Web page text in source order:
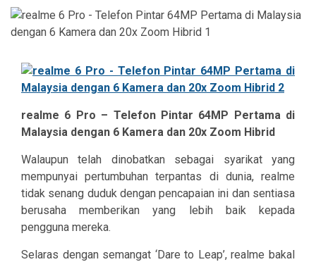
realme 6 Pro – Telefon Pintar 64MP Pertama di
Malaysia dengan 6 Kamera dan 20x Zoom Hibrid
Walaupun telah dinobatkan sebagai syarikat yang
mempunyai pertumbuhan terpantas di dunia, realme
tidak senang duduk dengan pencapaian ini dan sentiasa
berusaha memberikan yang lebih baik kepada
pengguna mereka.
Selaras dengan semangat ‘Dare to Leap’, realme bakal